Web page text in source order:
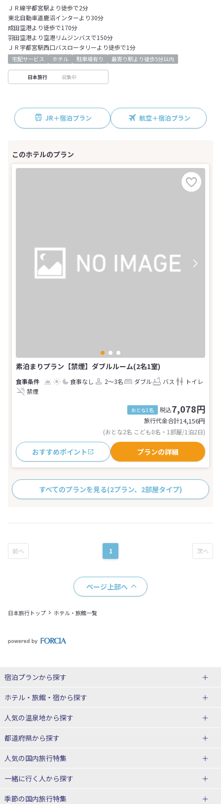
ＪＲ線宇都宮駅より徒歩で2分
東北自動車道鹿沼インターより30分
成田空港より徒歩で170分
羽田空港より空港リムジンバスで150分
ＪＲ宇都宮駅西口バスロータリーより徒歩で1分
宅配サービス ホテル 駐車場有り 最寄り駅より徒歩5分以内
日本旅行 収集中
JR＋宿泊プラン 航空＋宿泊プラン
素泊まりプラン【禁煙】ダブルルーム(2名1室)
食事なし 2～3名 ダブル バス
トイレ
禁煙
おとな1名 税込7,078円
旅行代金合計14,156円
(おとな2名 こども0名・1部屋/1泊2日)
おすすめポイント プランの詳細
すべてのプランを見る(2プラン、2部屋タイプ)
1
ページ上部へ
日本旅行トップ ホテル・旅館一覧
宿泊プランから探す
北海道
東北
青森県
宮城県
山形県
関東
ホテル・旅館・宿から探す
北海道ホテル・旅館
青森県ホテル・旅館
宮城県ホテル・旅館
山形県ホテル・旅館
人気の温泉地から探す
北海道
湯の川温泉(北海道)
十勝川温泉(北海道)
洞爺湖温泉(北海道)
都道府県から探す
北海道旅行・ツアー
東北
人気の国内旅行特集
東京ディズニーリゾート®への旅
ユニバーサル・スタジオ・ジャパ
一緒に行く人から探す
一人旅 国内版
季節の国内旅行特集